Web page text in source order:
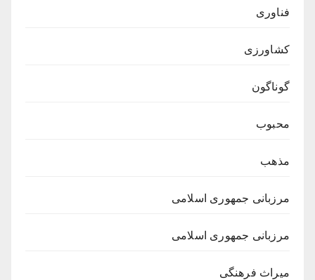
فناوری
کشاورزی
گوناگون
محبوب
مذهب
مرزبانی جمهوری اسلامی
مرزبانی جمهوری اسلامی
میراث فرهنگی